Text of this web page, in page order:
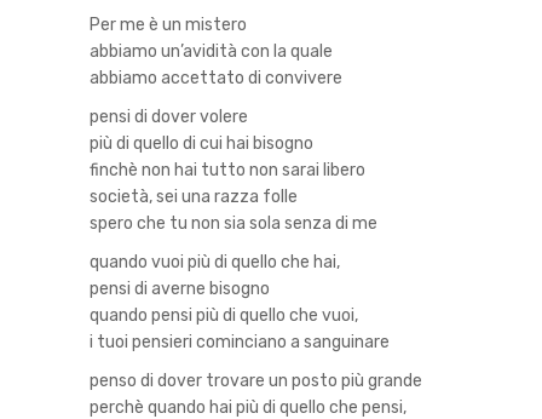
Per me è un mistero
abbiamo un’avidità con la quale
abbiamo accettato di convivere
pensi di dover volere
più di quello di cui hai bisogno
finchè non hai tutto non sarai libero
società, sei una razza folle
spero che tu non sia sola senza di me
quando vuoi più di quello che hai,
pensi di averne bisogno
quando pensi più di quello che vuoi,
i tuoi pensieri cominciano a sanguinare
penso di dover trovare un posto più grande
perchè quando hai più di quello che pensi,